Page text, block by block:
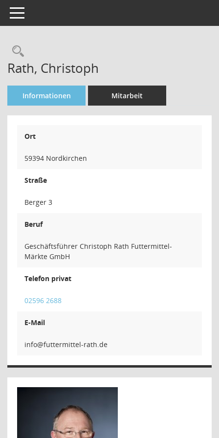
Toggle navigation
Rechercheauswahl
Rath, Christoph
Informationen Mitarbeit
Ort
59394 Nordkirchen
Straße
Berger 3
Beruf
Geschäftsführer Christoph Rath Futtermittel-
Märkte GmbH
Telefon privat
02596 2688
E-Mail